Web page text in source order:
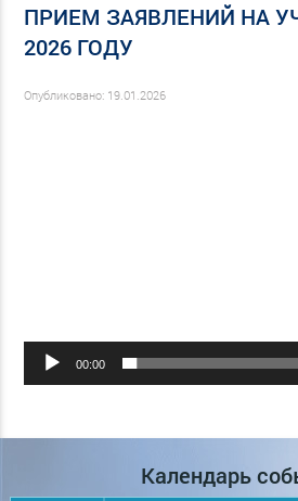
ПРИЕМ ЗАЯВЛЕНИЙ НА
2026 ГОДУ
Опубликовано: 19.01.2026
00:00
Календарь